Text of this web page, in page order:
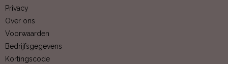
Privacy
Over ons
Voorwaarden
Bedrijfsgegevens
Kortingscode